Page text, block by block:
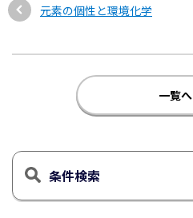
元素の個性と環境化学
一覧へ
条件検索